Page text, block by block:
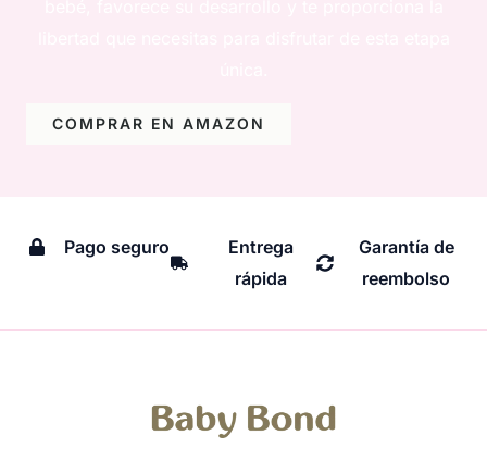
COMPRAR EN AMAZON
Pago seguro
Entrega
rápida
Garantía de
reembolso